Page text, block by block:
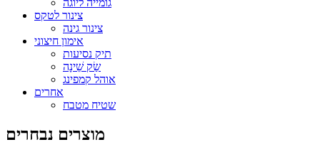
צינור לטקס
צינור גינה
אימון חיצוני
תיק נסיעות
שַׂק שֵׁינָה
אוהל קמפינג
אחרים
שטיח מטבח
מוצרים נבחרים